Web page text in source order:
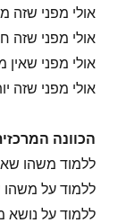
אולי מפני שזה
אולי מפני שזה
אולי מפני
אולי מפני שזה
הכוונה
ללמוד משהו
ללמוד על משהו
ללמוד על נושא